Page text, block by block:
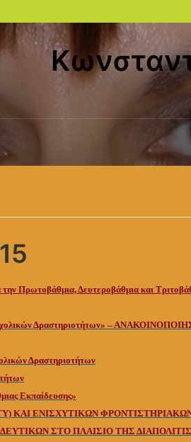
Πρωτοβάθμια, Δευτεροβάθμια και
Δραστηριοτήτων» –
Δραστηριοτήτων
Εκπαίδευσης»
ΚΑΙ ΕΝΙΣΧΥΤΙΚΩΝ
ΣΤΟ ΠΛΑΙΣΙΟ ΤΗΣ